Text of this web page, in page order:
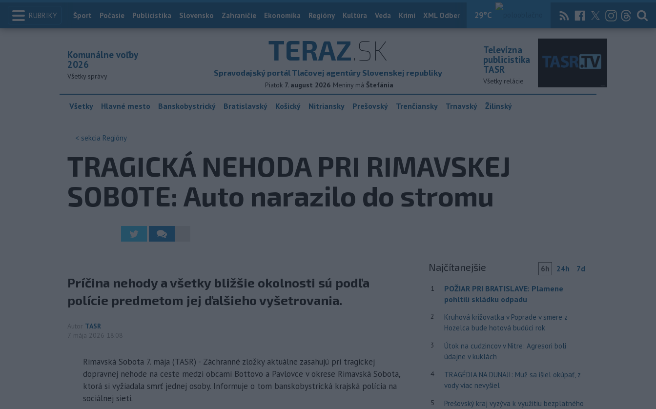
RUBRIKY 29°C
Index
Šport Počasie Publicistika Slovensko Zahraničie Ekonomika Regióny Kultúra Veda Krimi XML Odber Knihy Magazín News Now Archív
TERAZ.SK
Spravodajský portál Tlačovej agentúry Slovenskej republiky
Piatok 7. august 2026 Meniny má Štefánia
Komunálne voľby
2026
Všetky správy
Televízna
publicistika
TASR
Všetky relácie
Všetky Hlavné mesto Banskobystrický Bratislavský Košický Nitriansky Prešovský Trenčiansky Trnavský Žilinský
< sekcia Regióny
TRAGICKÁ NEHODA PRI RIMAVSKEJ
SOBOTE: Auto narazilo do stromu
Príčina nehody a všetky bližšie okolnosti sú podľa
polície predmetom jej ďalšieho vyšetrovania.
Autor TASR
7. mája 2026 18:08
Rimavská Sobota 7. mája (TASR) - Záchranné zložky aktuálne zasahujú pri tragickej
dopravnej nehode na ceste medzi obcami Bottovo a Pavlovce v okrese Rimavská Sobota,
ktorá si vyžiadala smrť jednej osoby. Informuje o tom banskobystrická krajská polícia na
sociálnej sieti.
Najčítanejšie 6h 24h 7d
1
POŽIAR PRI BRATISLAVE: Plamene
pohltili skládku odpadu
2
Kruhová križovatka v Poprade v smere z
Hozelca bude hotová budúci rok
3
Útok na cudzincov v Nitre: Agresori boli
údajne v kuklách
4
TRAGÉDIA NA DUNAJI: Muž sa išiel okúpať, z
vody viac nevyšiel
5
Prešovský kraj vyzýva k využitiu bezplatného